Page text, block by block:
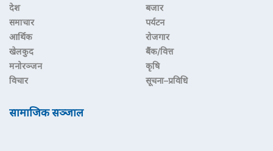
देश
समाचार
आर्थिक
खेलकुद
मनोरञ्जन
विचार
बजार
पर्यटन
रोजगार
बैंक/वित्त
कृषि
सूचना–प्रविधि
सामाजिक सञ्जाल